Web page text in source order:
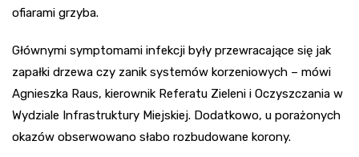
ofiarami grzyba.
Głównymi symptomami infekcji były przewracające się jak
zapałki drzewa czy zanik systemów korzeniowych – mówi
Agnieszka Raus, kierownik Referatu Zieleni i Oczyszczania w
Wydziale Infrastruktury Miejskiej. Dodatkowo, u porażonych
okazów obserwowano słabo rozbudowane korony.